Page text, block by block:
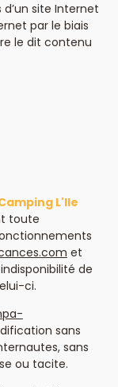
site Internet
par le biais
le dit contenu
L'Ile
toute
et
de
ci.
sans
sans
ou tacite.